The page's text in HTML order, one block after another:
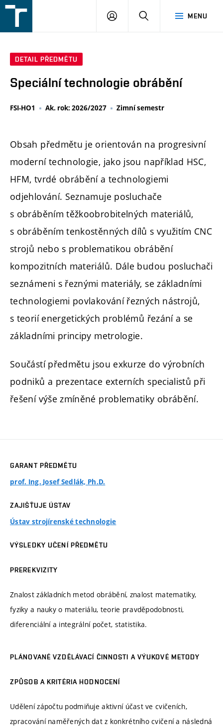
v
MENU
PŘIHLÁŠENÍ
DETAIL PŘEDMĚTU
Speciální technologie obrábění
FSI-HO1 Ak. rok: 2026/2027 Zimní semestr
Obsah předmětu je orientován na progresivní
moderní technologie, jako jsou například HSC,
HFM, tvrdé obrábění a technologiemi
odjehlování. Seznamuje posluchače
s obráběním těžkoobrobitelných materiálů,
s obráběním tenkostěnných dílů s využitím CNC
strojů nebo s problematikou obrábění
kompozitních materiálů. Dále budou posluchači
seznámeni s řeznými materiály, se základními
technologiemi povlakování řezných nástrojů,
s teorií energetických problémů řezání a se
základními principy metrologie.
Součástí předmětu jsou exkurze do výrobních
podniků a prezentace externích specialistů při
řešení výše zmíněné problematiky obrábění.
GARANT PŘEDMĚTU
prof. Ing. Josef Sedlák, Ph.D.
ZAJIŠŤUJE ÚSTAV
Ústav strojírenské technologie
VÝSLEDKY UČENÍ PŘEDMĚTU
PREREKVIZITY
Znalost základních metod obrábění, znalost matematiky,
fyziky a nauky o materiálu, teorie pravděpodobnosti,
diferenciální a integrální počet, statistika.
PLÁNOVANÉ VZDĚLÁVACÍ ČINNOSTI A VÝUKOVÉ METODY
ZPŮSOB A KRITÉRIA HODNOCENÍ
Udělení zápočtu podmiňuje aktivní účast ve cvičeních,
zpracování naměřených dat z konkrétního cvičení a následná